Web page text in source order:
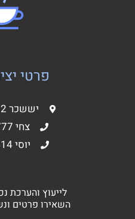
פרטי
יששכר 2 קריית מוצקין
צחי 0544667777
יוסי 0549509514
לייעוץ והערכת
השאירו פרטים